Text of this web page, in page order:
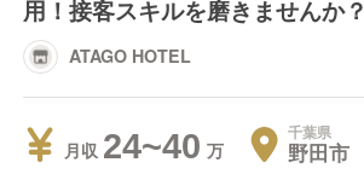
用！接客スキルを磨きませんか？
ATAGO HOTEL
月収 24~40 千葉県
野田市